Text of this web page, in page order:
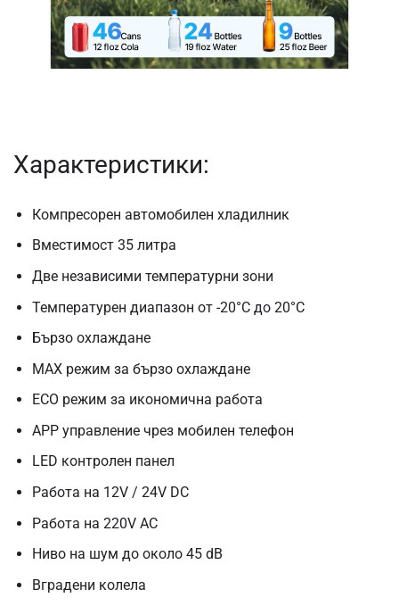
Характеристики:
Компресорен автомобилен хладилник
Вместимост 35 литра
Две независими температурни зони
Температурен диапазон от -20°C до 20°C
Бързо охлаждане
MAX режим за бързо охлаждане
ECO режим за икономична работа
APP управление чрез мобилен телефон
LED контролен панел
Работа на 12V / 24V DC
Работа на 220V AC
Ниво на шум до около 45 dB
Вградени колела